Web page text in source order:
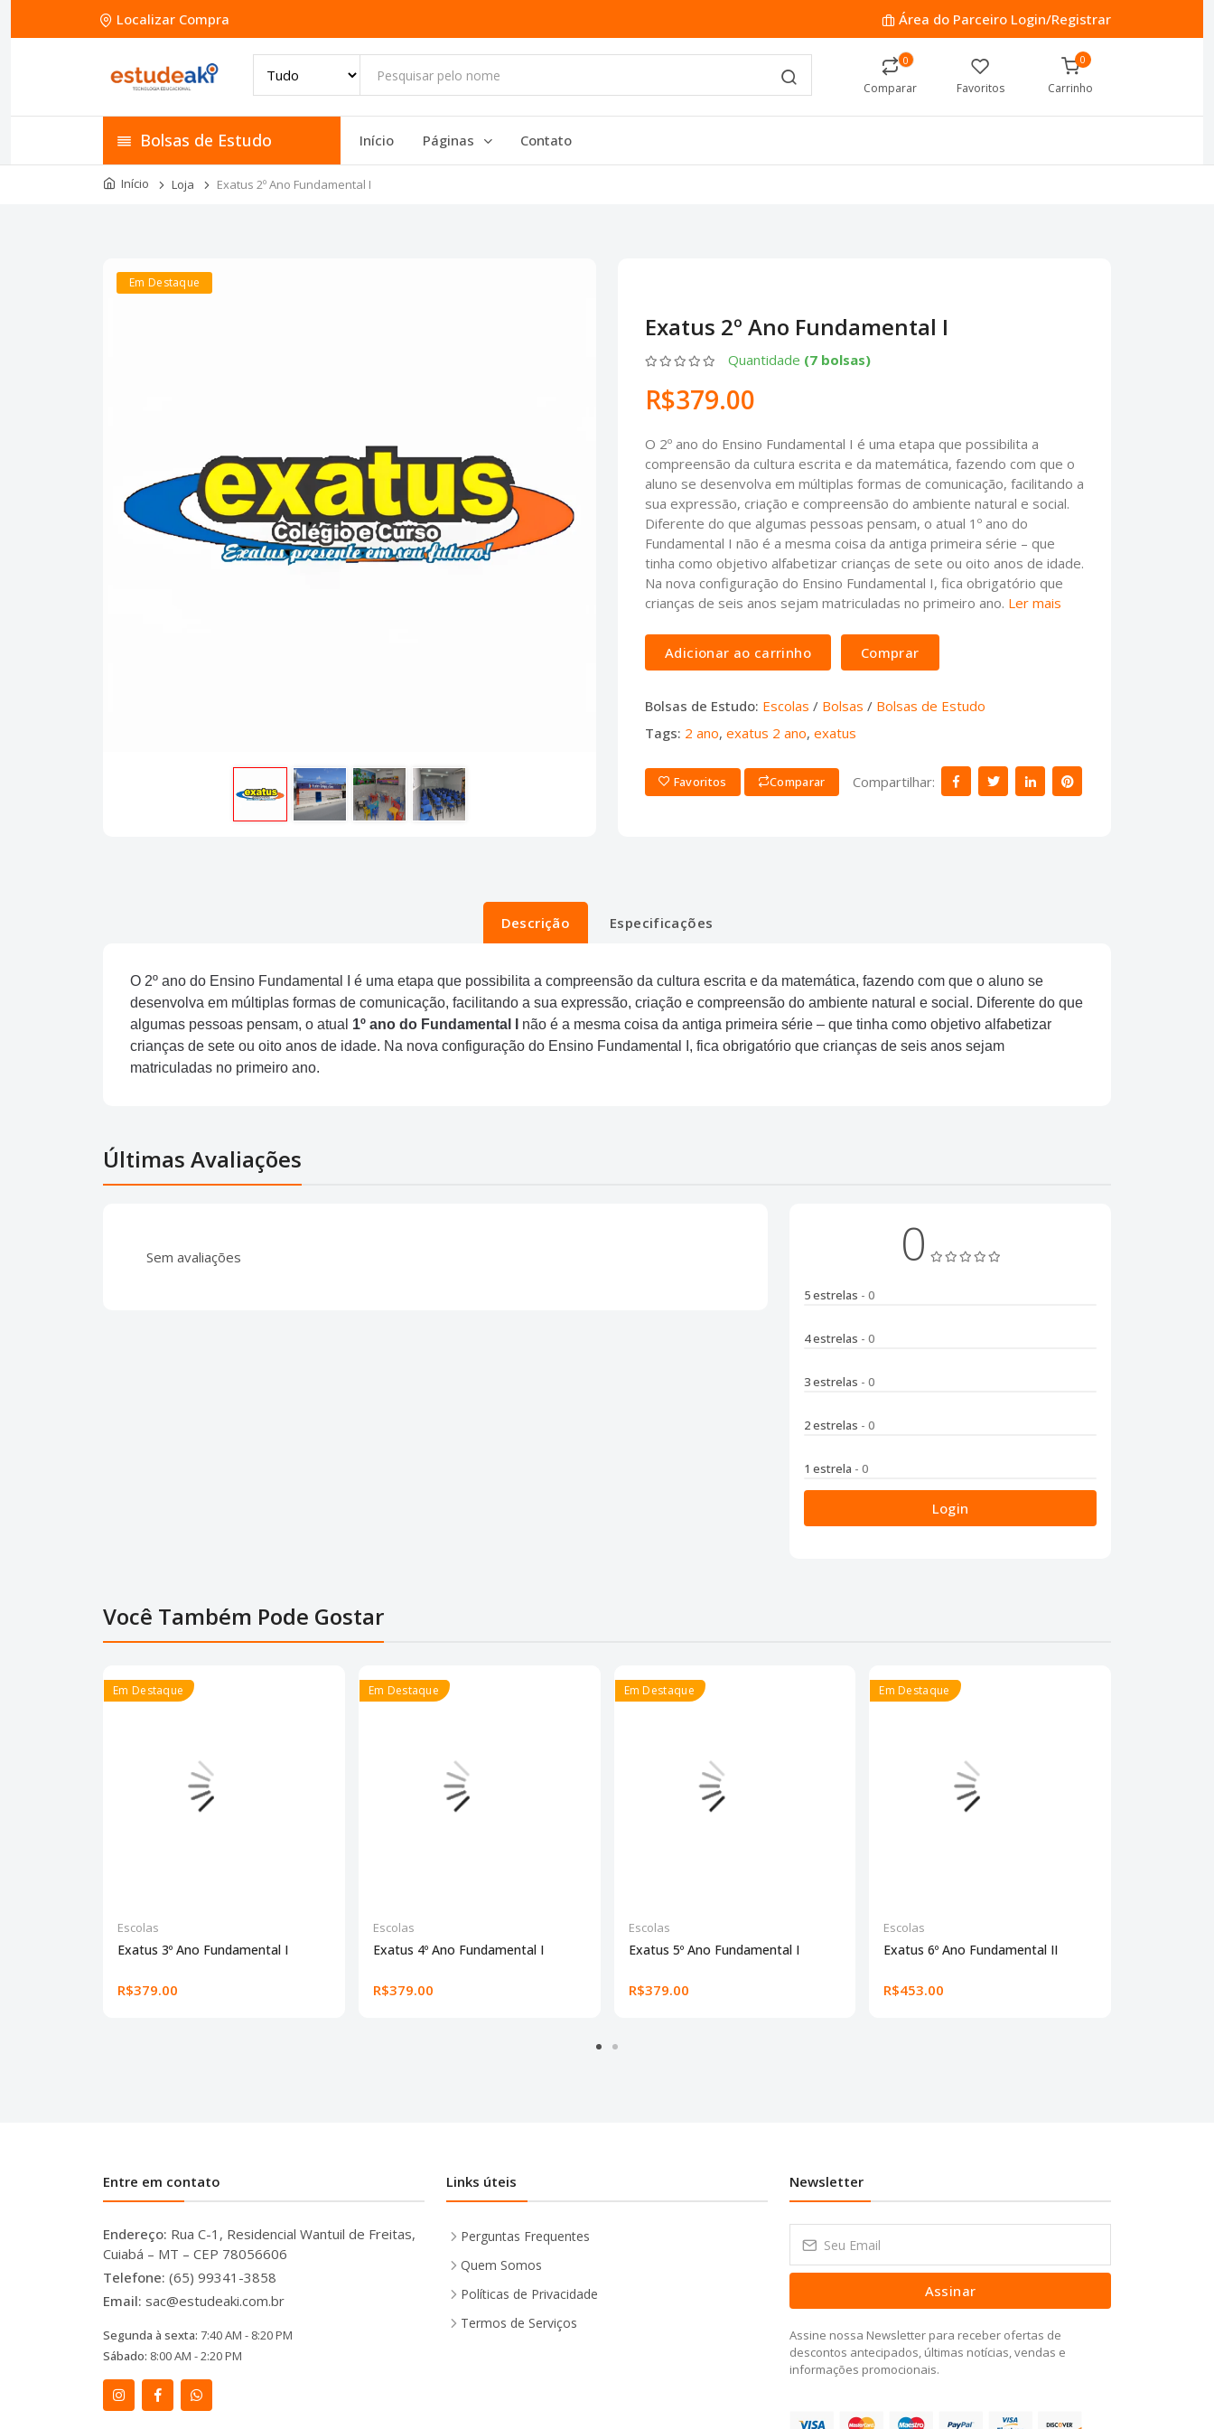
Localizar Compra Área do Parceiro Login/Registrar
0
Comparar Favoritos
0
Carrinho
Bolsas de Estudo Início Páginas Contato
Início Loja Exatus 2º Ano Fundamental I
Em Destaque
Exatus 2º Ano Fundamental I
Quantidade (7 bolsas)
R$379.00
O 2º ano do Ensino Fundamental I é uma etapa que possibilita a
compreensão da cultura escrita e da matemática, fazendo com que o
aluno se desenvolva em múltiplas formas de comunicação, facilitando a
sua expressão, criação e compreensão do ambiente natural e social.
Diferente do que algumas pessoas pensam, o atual 1º ano do
Fundamental I não é a mesma coisa da antiga primeira série – que
tinha como objetivo alfabetizar crianças de sete ou oito anos de idade.
Na nova configuração do Ensino Fundamental I, fica obrigatório que
crianças de seis anos sejam matriculadas no primeiro ano. Ler mais
Adicionar ao carrinho Comprar
Bolsas de Estudo: Escolas / Bolsas / Bolsas de Estudo
Tags: 2 ano, exatus 2 ano, exatus
Favoritos Comparar Compartilhar:
Descrição Especificações
O 2º ano do Ensino Fundamental I é uma etapa que possibilita a compreensão da cultura escrita e da matemática, fazendo com que o aluno se
desenvolva em múltiplas formas de comunicação, facilitando a sua expressão, criação e compreensão do ambiente natural e social. Diferente do que
algumas pessoas pensam, o atual 1º ano do Fundamental
não é a mesma coisa da antiga primeira série – que tinha como objetivo alfabetizar
crianças de sete ou oito anos de idade. Na nova configuração do Ensino Fundamental I, fica obrigatório que crianças de seis anos sejam
matriculadas no primeiro ano.
Últimas Avaliações
Sem avaliações 0
5 estrelas - 0
4 estrelas - 0
3 estrelas - 0
2 estrelas - 0
1 estrela - 0
Login
Você Também Pode Gostar
Em Destaque
Escolas
Exatus 3º Ano Fundamental I
R$379.00
Em Destaque
Escolas
Exatus 4º Ano Fundamental I
R$379.00
Em Destaque
Escolas
Exatus 5º Ano Fundamental I
R$379.00
Em Destaque
Escolas
Exatus 6º Ano Fundamental II
R$453.00
Entre em contato
Endereço: Rua C-1, Residencial Wantuil de Freitas,
Cuiabá – MT – CEP 78056606
Telefone: (65) 99341-3858
Email: sac@estudeaki.com.br
Segunda à sexta: 7:40 AM - 8:20 PM
Sábado: 8:00 AM - 2:20 PM
Links úteis
Perguntas Frequentes
Quem Somos
Políticas de Privacidade
Termos de Serviços
Newsletter
Assinar
Assine nossa Newsletter para receber ofertas de
descontos antecipados, últimas notícias, vendas e
informações promocionais.